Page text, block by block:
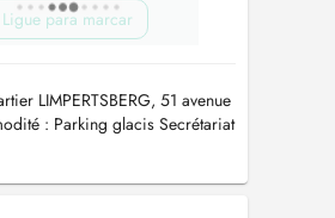
Ligue para marcar
LIMPERTSBERG, 51 avenue
: Parking glacis Secrétariat
Tel : (+352) 20 60 11 67 À
2024, PAIEMENT